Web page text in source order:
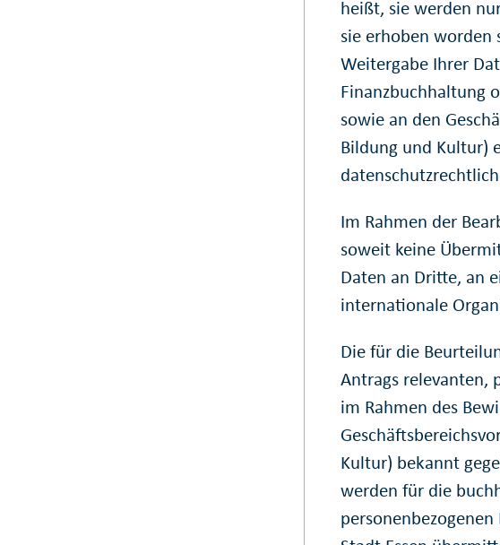
heißt, sie werden
sie erhoben worden
Weitergabe Ihrer
Finanzbuchhaltung
sowie an den
Bildung und Kultur)
Im Rahmen der
soweit keine
Daten an Dritte, an
internationale
Die für die
Antrags relevanten,
im Rahmen des
Kultur) bekannt
werden für die